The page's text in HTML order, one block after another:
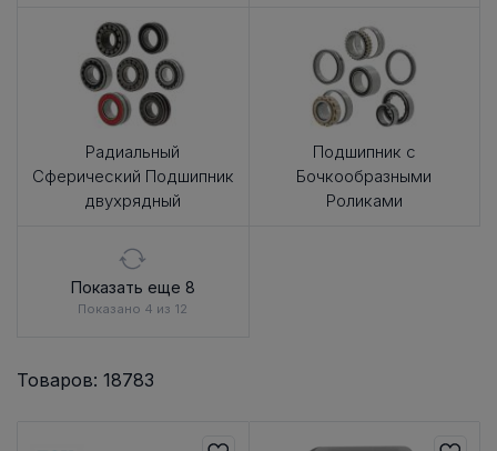
Радиальный
Сферический Подшипник
двухрядный
Подшипник с
Бочкообразными
Роликами
Показать еще 8
Показано 4 из 12
Товаров: 18783